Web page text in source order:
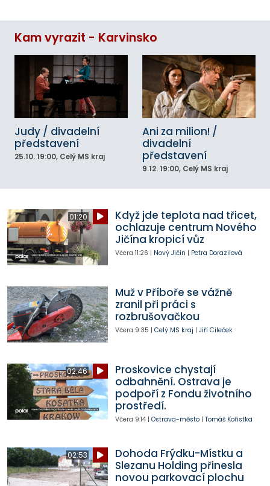
Kam vyrazit - Karvinsko
Judy / divadelní
představení
25.10. 19:00, Celý MS kraj
Ani za milion! /
divadelní
představení
9.12. 19:00, Celý MS kraj
01:20
Když jde teplota nad třicet,
ochlazuje centrum Nového
Jičína kropicí vůz
Včera 11:26 | Nový Jičín | Petra Dorazilová
Muž v Příboře se vážně
zranil při práci s
rozbrušovačkou
Včera 9:35 | Celý MS kraj | Jiří Cileček
02:46
Proskovice chystají
odbahnění. Ostrava je
podpoří z Fondu životního
prostředí.
Včera 9:14| Ostrava-město| Tomáš Kořistka
02:53
Dohoda Frýdku-Místku a
Slezanu Holding přinesla
novou parkovací plochu